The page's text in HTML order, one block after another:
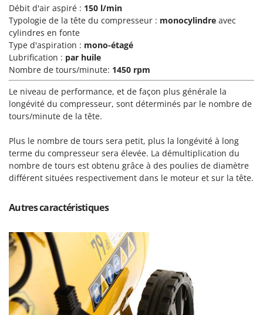
OMA
Omas
Ompagrill
Ooni
Oriental Koshin
Outdoorchef
P
Palumbo Pavi
Partisani
Paterlini
Prismafood
R
R.G.V.
Reber
Débit d'air aspiré : 150 l/min
Typologie de la tête du compresseur : monocylindre avec
cylindres en fonte
Type d'aspiration : mono-étagé
Lubrification : par huile
Nombre de tours/minute: 1450 rpm
Le niveau de performance, et de façon plus générale la
longévité du compresseur, sont déterminés par le nombre de
tours/minute de la tête.
Plus le nombre de tours sera petit, plus la longévité à long
terme du compresseur sera élevée. La démultiplication du
nombre de tours est obtenu grâce à des poulies de diamètre
différent situées respectivement dans le moteur et sur la tête.
Autres caractéristiques